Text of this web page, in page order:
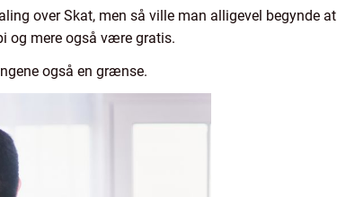
over Skat, men så ville man alligevel begynde at
og mere også være gratis.
også en grænse.